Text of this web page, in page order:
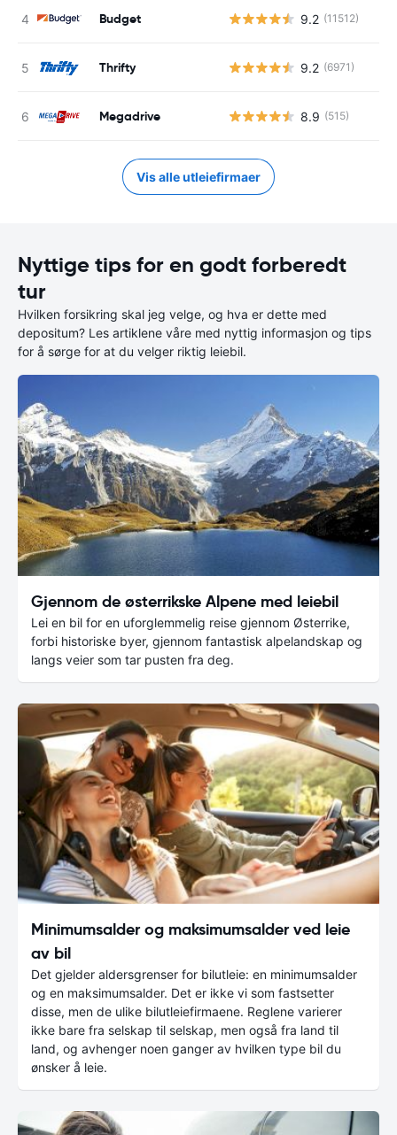
Budget 9.2 (11512)
Thrifty 9.2 (6971)
Megadrive 8.9 (515)
Vis alle utleiefirmaer
Nyttige tips for en godt forberedt
tur
Hvilken forsikring skal jeg velge, og hva er dette med
depositum? Les artiklene våre med nyttig informasjon og tips
for å sørge for at du velger riktig leiebil.
Gjennom de østerrikske Alpene med leiebil
Lei en bil for en uforglemmelig reise gjennom Østerrike,
forbi historiske byer, gjennom fantastisk alpelandskap og
langs veier som tar pusten fra deg.
Minimumsalder og maksimumsalder ved leie
av bil
Det gjelder aldersgrenser for bilutleie: en minimumsalder
og en maksimumsalder. Det er ikke vi som fastsetter
disse, men de ulike bilutleiefirmaene. Reglene varierer
ikke bare fra selskap til selskap, men også fra land til
land, og avhenger noen ganger av hvilken type bil du
ønsker å leie.